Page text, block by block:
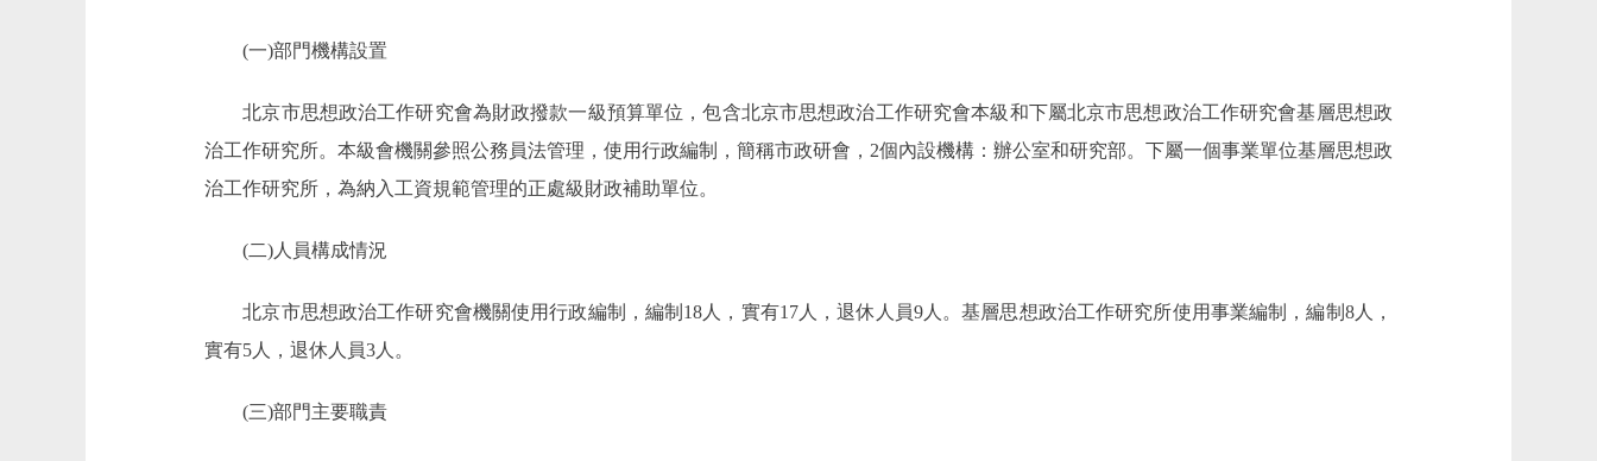
(一)部門機構設置
北京市思想政治工作研究會為財政撥款一級預算單位，包含北京市思想政治工作研究會本級和下屬北京市思想政治工作研究會基層思想政
治工作研究所。本級會機關參照公務員法管理，使用行政編制，簡稱市政研會，2個內設機構：辦公室和研究部。下屬一個事業單位基層思想政
治工作研究所，為納入工資規範管理的正處級財政補助單位。
(二)人員構成情況
北京市思想政治工作研究會機關使用行政編制，編制18人，實有17人，退休人員9人。基層思想政治工作研究所使用事業編制，編制8人，
實有5人，退休人員3人。
(三)部門主要職責